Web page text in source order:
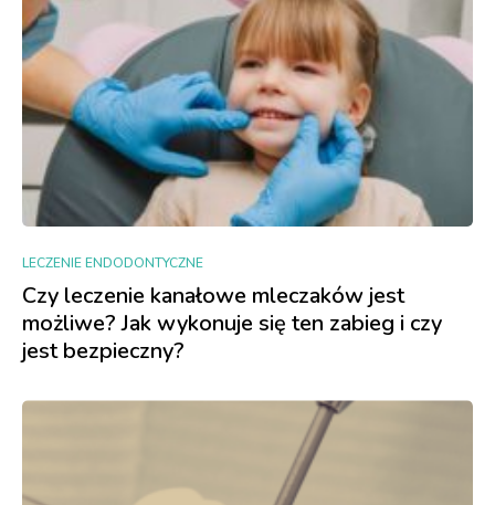
LECZENIE ENDODONTYCZNE
Czy leczenie kanałowe mleczaków jest
możliwe? Jak wykonuje się ten zabieg i czy
jest bezpieczny?